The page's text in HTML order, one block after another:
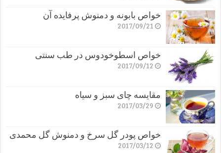
خواص بابونه و دمنوش پرفایده آن
2017/09/21
خواص اسطوخودوس در طب سنتی
2017/09/12
مقایسه چای سبز و سیاه
2017/03/29
خواص پودر گل سرخ و دمنوش گل محمدی
2017/03/12